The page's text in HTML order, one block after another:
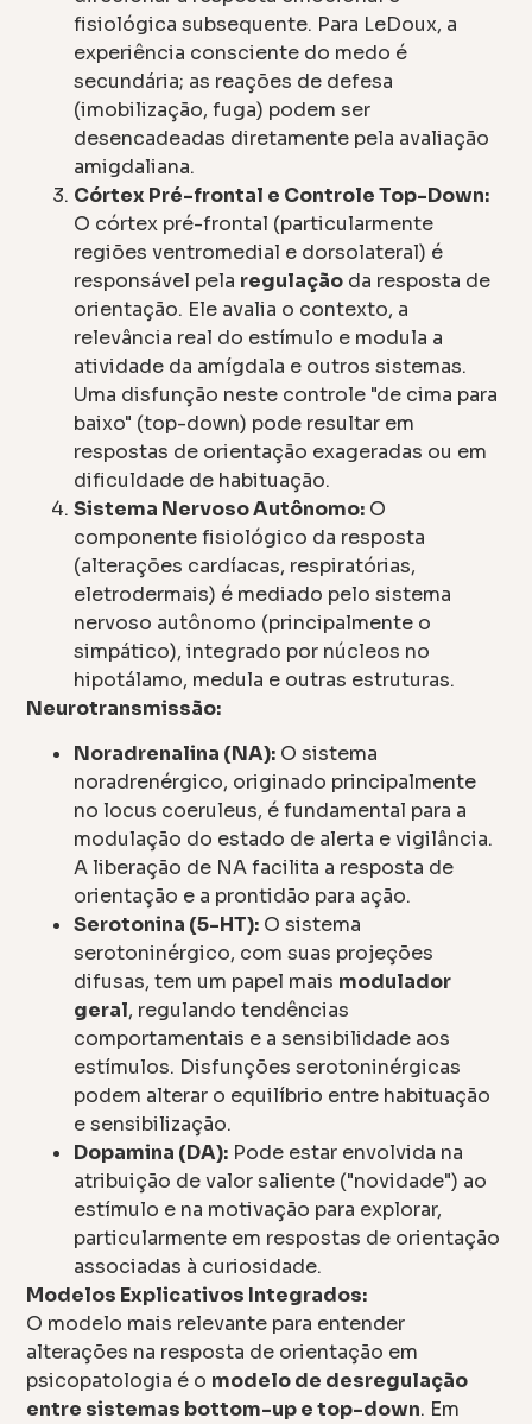
fisiológica subsequente. Para LeDoux, a
experiência consciente do medo é
secundária; as reações de defesa
(imobilização, fuga) podem ser
desencadeadas diretamente pela avaliação
amigdaliana.
Córtex Pré-frontal e Controle Top-Down:
O córtex pré-frontal (particularmente
regiões ventromedial e dorsolateral) é
responsável pela regulação da resposta de
orientação. Ele avalia o contexto, a
relevância real do estímulo e modula a
atividade da amígdala e outros sistemas.
Uma disfunção neste controle "de cima para
baixo" (top-down) pode resultar em
respostas de orientação exageradas ou em
dificuldade de habituação.
Sistema Nervoso Autônomo: O
componente fisiológico da resposta
(alterações cardíacas, respiratórias,
eletrodermais) é mediado pelo sistema
nervoso autônomo (principalmente o
simpático), integrado por núcleos no
hipotálamo, medula e outras estruturas.
Neurotransmissão:
Noradrenalina (NA): O sistema
noradrenérgico, originado principalmente
no locus coeruleus, é fundamental para a
modulação do estado de alerta e vigilância.
A liberação de NA facilita a resposta de
orientação e a prontidão para ação.
Serotonina (5-HT): O sistema
serotoninérgico, com suas projeções
difusas, tem um papel mais modulador
geral, regulando tendências
comportamentais e a sensibilidade aos
estímulos. Disfunções serotoninérgicas
podem alterar o equilíbrio entre habituação
e sensibilização.
Dopamina (DA): Pode estar envolvida na
atribuição de valor saliente ("novidade") ao
estímulo e na motivação para explorar,
particularmente em respostas de orientação
associadas à curiosidade.
Modelos Explicativos Integrados:
O modelo mais relevante para entender
alterações na resposta de orientação em
psicopatologia é o modelo de desregulação
entre sistemas bottom-up e top-down. Em